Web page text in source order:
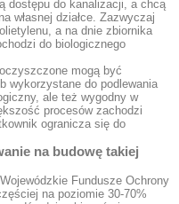
dostępu do kanalizacji, a chcą
własnej działce. Zazwyczaj
a na dnie zbiornika
do biologicznego
mogą być
wykorzystane do podlewania
ale też wygodny w
procesów zachodzi
ogranicza się do
na budowę takiej
Fundusze Ochrony
na poziomie 30-70%